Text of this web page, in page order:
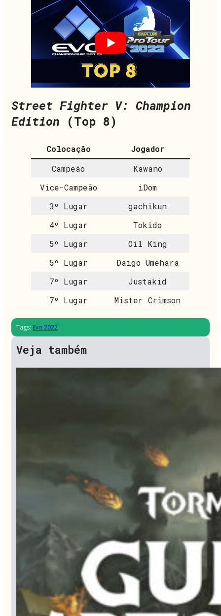
Street Fighter V: Champion
Edition (Top 8)
Colocação
Jogador
Campeão
Kawano
Vice-Campeão
iDom
3º Lugar
gachikun
4º Lugar
Tokido
5º Lugar
Oil King
5º Lugar
Daigo Umehara
7º Lugar
Justakid
7º Lugar
Mister Crimson
Tags: Evo 2022
Veja também